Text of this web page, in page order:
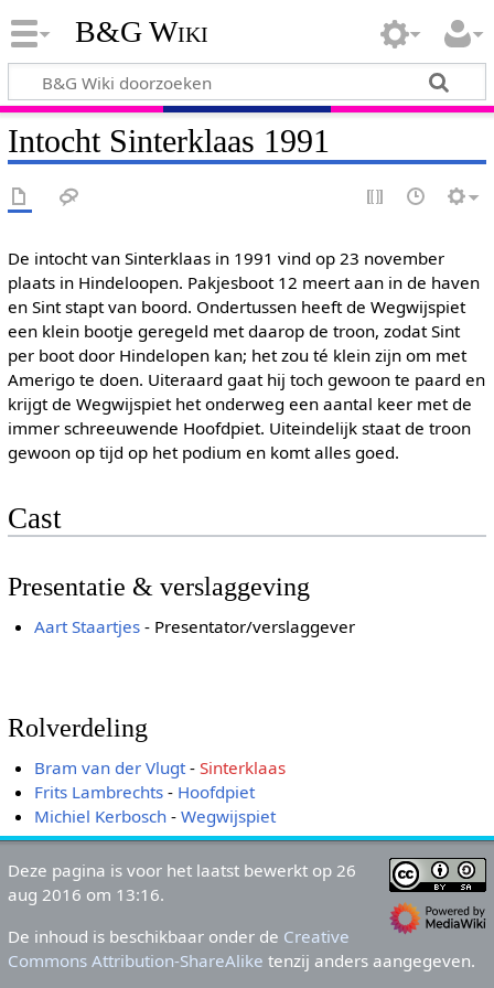
B&G Wiki
Intocht Sinterklaas 1991
De intocht van Sinterklaas in 1991 vind op 23 november
plaats in Hindeloopen. Pakjesboot 12 meert aan in de haven
en Sint stapt van boord. Ondertussen heeft de Wegwijspiet
een klein bootje geregeld met daarop de troon, zodat Sint
per boot door Hindelopen kan; het zou té klein zijn om met
Amerigo te doen. Uiteraard gaat hij toch gewoon te paard en
krijgt de Wegwijspiet het onderweg een aantal keer met de
immer schreeuwende Hoofdpiet. Uiteindelijk staat de troon
gewoon op tijd op het podium en komt alles goed.
Cast
Presentatie & verslaggeving
Aart Staartjes - Presentator/verslaggever
Rolverdeling
Bram van der Vlugt-Sinterklaas
Frits Lambrechts - Hoofdpiet
Michiel Kerbosch -Wegwijspiet
Deze pagina is voor het laatst bewerkt op 26
aug 2016 om 13:16.
De inhoud is beschikbaar onder de Creative
Commons Attribution-ShareAlike tenzij anders aangegeven.